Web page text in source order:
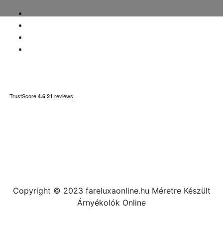
Copyright © 2023 fareluxaonline.hu Méretre Készült
Árnyékolók Online